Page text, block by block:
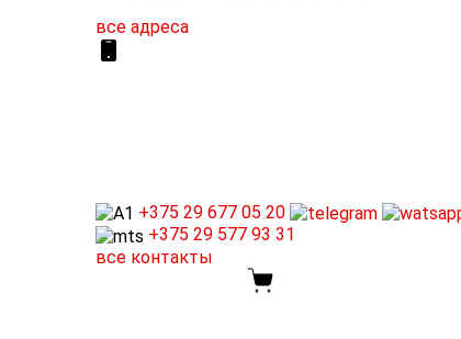
все адреса
+375 29 677 05 20
+375 29 577 93 31
все контакты